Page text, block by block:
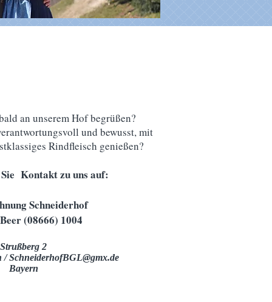
an unserem Hof begrüßen?
und bewusst, mit
Rindfleisch genießen?
Sie Kontakt zu uns auf:
Schneiderhof
(08666) 1004
Strußberg 2
/SchneiderhofBGL@gmx.de
Bayern